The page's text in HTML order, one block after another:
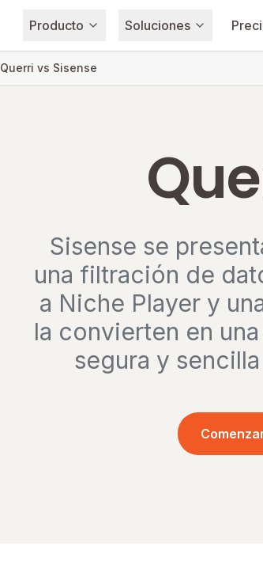
Producto Soluciones
Querri vs Sisense
Sisense se
una filtración de
a Niche Player y
la convierten en
segura y